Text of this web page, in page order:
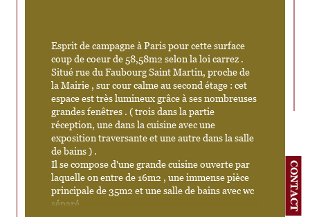
CONTACT
Esprit de campagne à Paris pour cette surface
coup de coeur de 58,58m2 selon la loi carrez .
Situé rue du Faubourg Saint Martin, proche de
la Mairie , sur cour calme au second étage : cet
espace est très lumineux grâce à ses nombreuses
grandes fenêtres . ( trois dans la partie
réception, une dans la cuisine avec une
exposition traversante et une autre dans la salle
de bains ) .
Il se compose d'une grande cuisine ouverte par
laquelle on entre de 16m2 , une immense pièce
principale de 35m2 et une salle de bains avec wc
séparé .